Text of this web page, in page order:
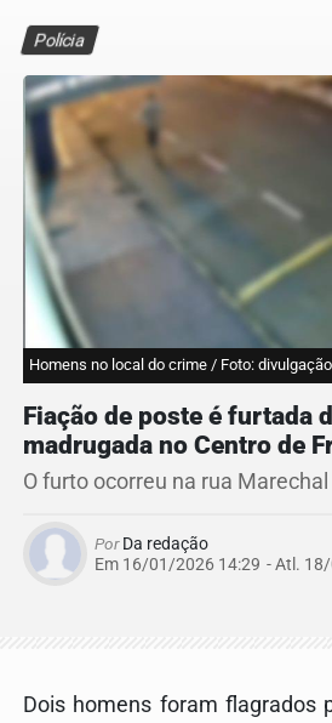
Polícia
Homens no local do crime / Foto: divulgação
Fiação de poste é furtada
madrugada no Centro de
O furto ocorreu na rua
PorDa redação
Em 16/01/2026 14:29 - Atl.
Dois homens foram flagrados